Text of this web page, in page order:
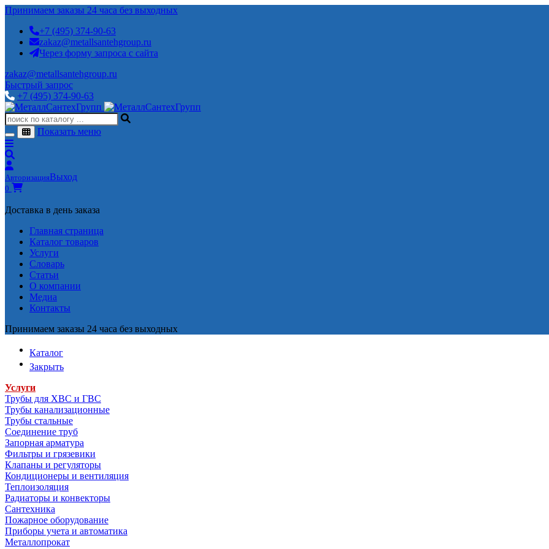
Принимаем заказы 24 часа без выходных
+7 (495) 374-90-63
zakaz@metallsantehgroup.ru
Через форму запроса с сайта
zakaz@metallsantehgroup.ru
Быстрый запрос
+7 (495) 374-90-63
Показать меню
АвторизацияВыход
0
Доставка в день заказа
Главная страница
Каталог товаров
Услуги
Словарь
Статьи
О компании
Медиа
Контакты
Принимаем заказы 24 часа без выходных
Каталог
Закрыть
Услуги
Трубы для ХВС и ГВС
Трубы канализационные
Трубы стальные
Соединение труб
Запорная арматура
Фильтры и грязевики
Клапаны и регуляторы
Кондиционеры и вентиляция
Теплоизоляция
Радиаторы и конвекторы
Сантехника
Пожарное оборудование
Приборы учета и автоматика
Металлопрокат